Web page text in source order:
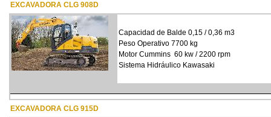
EXCAVADORA CLG 908D
Capacidad de Balde 0,15 / 0,36 m3
Peso Operativo 7700 kg
Motor Cummins 60 kw / 2200 rpm
Sistema Hidráulico Kawasaki
EXCAVADORA CLG 915D